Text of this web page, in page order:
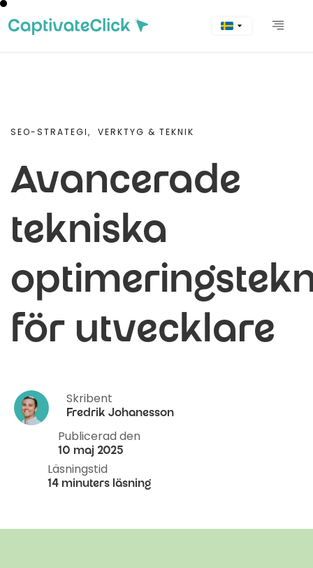
SEO-STRATEGI, VERKTYG & TEKNIK
Avancerade
tekniska
för utvecklare
Skribent
Fredrik Johanesson
Publicerad den
10 maj 2025
Läsningstid
14 minuters läsning